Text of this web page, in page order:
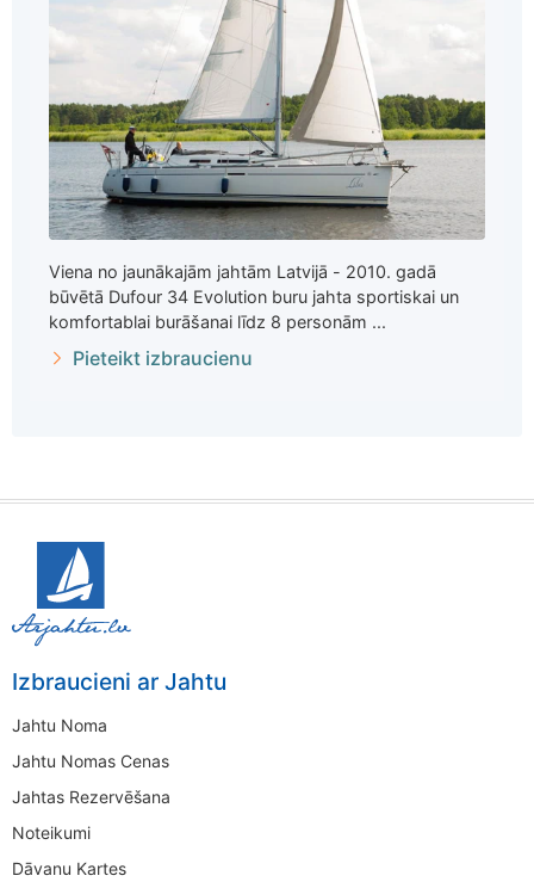
Viena no jaunākajām jahtām Latvijā - 2010. gadā
būvētā Dufour 34 Evolution buru jahta sportiskai un
komfortablai burāšanai līdz 8 personām ...
Pieteikt izbraucienu
Izbraucieni ar Jahtu
Jahtu Noma
Jahtu Nomas Cenas
Jahtas Rezervēšana
Noteikumi
Dāvanu Kartes